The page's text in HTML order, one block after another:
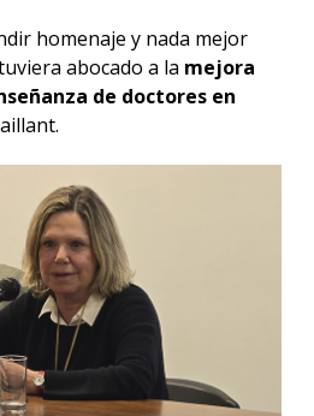
homenaje y nada mejor
abocado a la mejora
de doctores en